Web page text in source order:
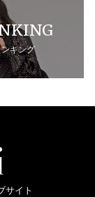
キング
サイト